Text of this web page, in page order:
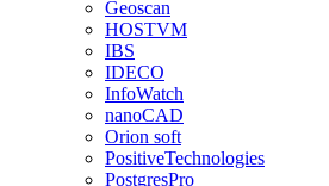
Geoscan
HOSTVM
IBS
IDECO
InfoWatch
nanoCAD
Orion soft
PositiveTechnologies
PostgresPro